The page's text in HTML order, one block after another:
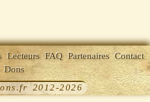
Lecteurs FAQ Partenaires Contact
Dons
2012-2026